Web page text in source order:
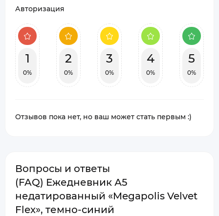
Авторизация
1
0%
2
0%
3
0%
4
0%
5
0%
Отзывов пока нет, но ваш может стать первым :)
Вопросы и ответы
(FAQ) Ежедневник А5
недатированный «Megapolis Velvet
Flex», темно-синий